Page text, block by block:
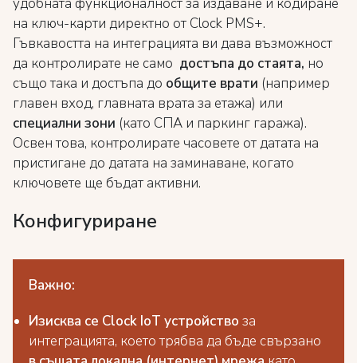
на ключ-карти директно от Clock PMS+.
Гъвкавостта на интеграцията ви дава възможност
да контролирате не само достъпа до стаята, но
също така и достъпа до общите врати (например
главен вход, главната врата за етажа) или
специални зони (като СПА и паркинг гаража).
Освен това, контролирате часовете от датата на
пристигане до датата на заминаване, когато
ключовете ще бъдат активни.
Конфигуриране
Важно:
Изисква се Clock IoT устройство за
интеграцията, което трябва да бъде свързано